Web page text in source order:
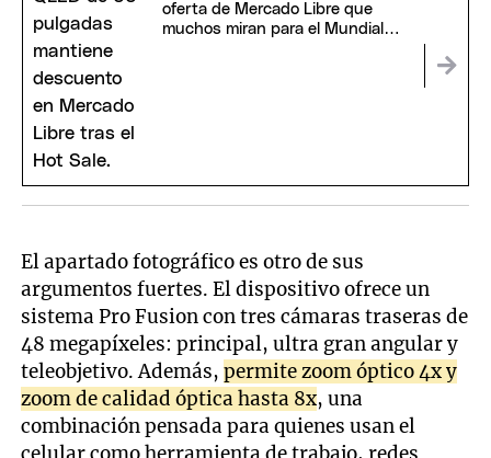
oferta de Mercado Libre que
muchos miran para el Mundial
El apartado fotográfico es otro de sus
argumentos fuertes. El dispositivo ofrece un
sistema Pro Fusion con tres cámaras traseras de
48 megapíxeles: principal, ultra gran angular y
teleobjetivo. Además,permite zoom óptico 4x y
zoom de calidad óptica hasta 8x, una
combinación pensada para quienes usan el